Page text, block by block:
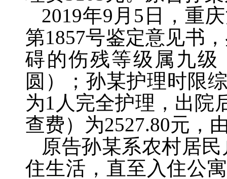
2019年9 月 5 日，重
第1857号鉴定意见书
碍的伤残等级属九
圆）；孙某护理时限
为1 人完全护理，出院
查费）为2527.80元，
原告孙某系农村居
住生活，直至入住公